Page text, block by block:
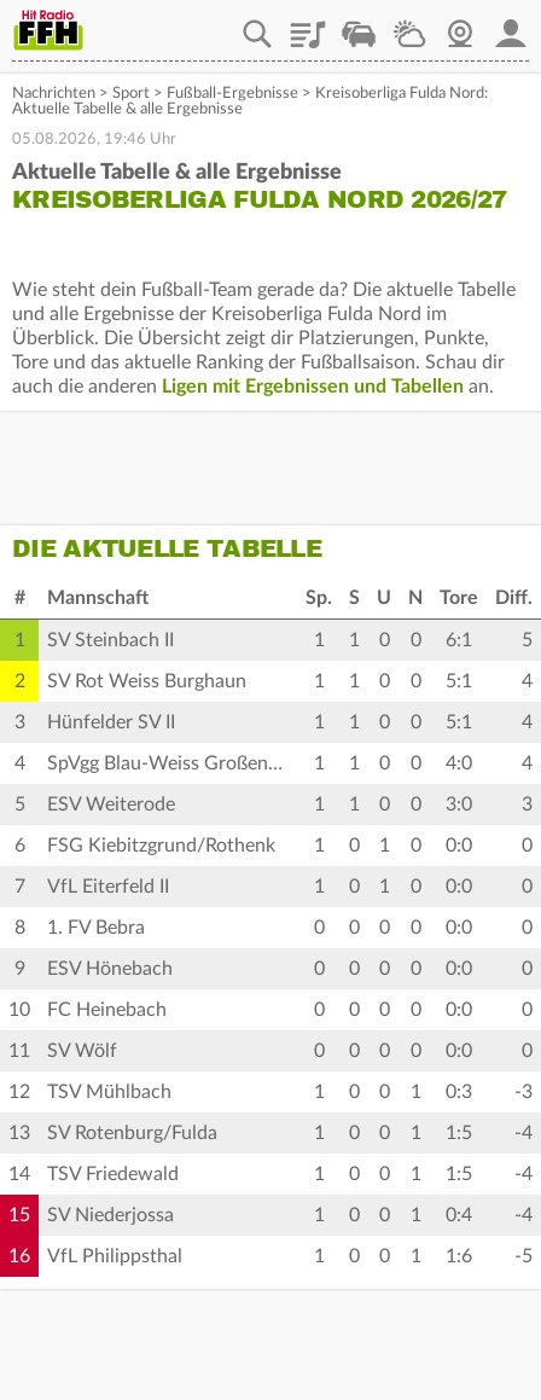
PlaylistStaupilotWetterWebcam
Nachrichten > Sport > Fußball-Ergebnisse > Kreisoberliga Fulda Nord:
Aktuelle Tabelle & alle Ergebnisse
05.08.2026, 19:46 Uhr
Aktuelle Tabelle & alle Ergebnisse
KREISOBERLIGA FULDA NORD 2026/27
Wie steht dein Fußball-Team gerade da? Die aktuelle Tabelle
und alle Ergebnisse der Kreisoberliga Fulda Nord im
Überblick. Die Übersicht zeigt dir Platzierungen, Punkte,
Tore und das aktuelle Ranking der Fußballsaison. Schau dir
auch die anderen Ligen mit Ergebnissen und Tabellen an.
DIE AKTUELLE TABELLE
# Mannschaft Sp. S U N Tore Diff.
1 SV Steinbach II 1 1 0 0 6:1 5
2 SV Rot Weiss Burghaun 1 1 0 0 5:1 4
3 Hünfelder SV II 1 1 0 0 5:1 4
4 SpVgg Blau-Weiss Großentaft 1 1 0 0 4:0 4
5 ESV Weiterode 1 1 0 0 3:0 3
6 FSG Kiebitzgrund/Rothenk 1 0 1 0 0:0 0
7 VfL Eiterfeld II 1 0 1 0 0:0 0
8 1. FV Bebra 0 0 0 0 0:0 0
9 ESV Hönebach 0 0 0 0 0:0 0
10 FC Heinebach 0 0 0 0 0:0 0
11 SV Wölf 0 0 0 0 0:0 0
12 TSV Mühlbach 1 0 0 1 0:3 -3
13 SV Rotenburg/Fulda 1 0 0 1 1:5 -4
14 TSV Friedewald 1 0 0 1 1:5 -4
15 SV Niederjossa 1 0 0 1 0:4 -4
16 VfL Philippsthal 1 0 0 1 1:6 -5